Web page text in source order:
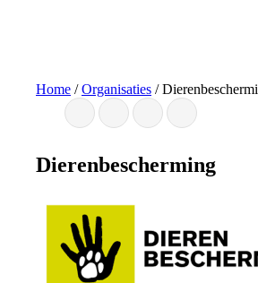
Home /Organisaties /
Dierenbescherming